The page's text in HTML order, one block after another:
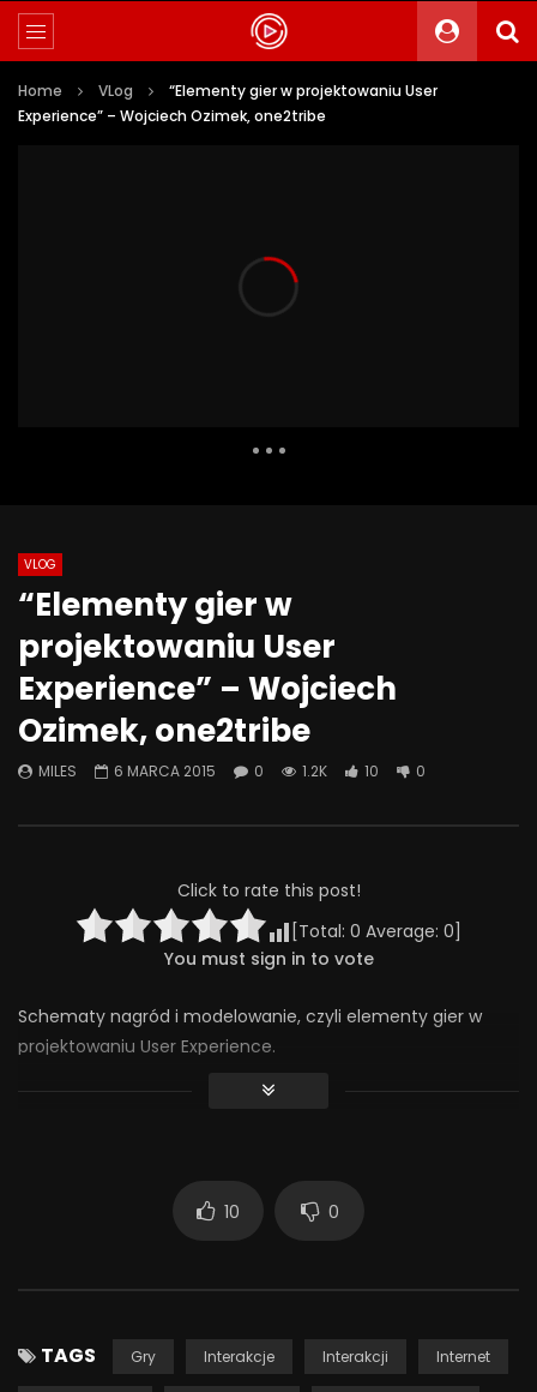
Home VLog
“Elementy gier w projektowaniu User
Experience” – Wojciech Ozimek, one2tribe
Co możemy zrobić, żeby szkoła
była miejscem bezpiecznym –
rozmowa o przemocy rówieśniczej
4 CZERWCA 2025
0
313 0
techniki terapii
9 MAJA 2025
VLOG
“Elementy gier w
projektowaniu User
Experience” – Wojciech
Ozimek, one2tribe
MILES 6 MARCA 2015 0 1.2K 10 0
Click to rate this post!
[Total: 0 Average: 0]
You must sign in to vote
Schematy nagród i modelowanie, czyli elementy gier w
projektowaniu User Experience.
jest prezesem. Zajmuje się stosowaniem mechanizmów
gier w projektowaniu rozwiązań biznesowych.
10 0
TAGS Gry Interakcje Interakcji Internet